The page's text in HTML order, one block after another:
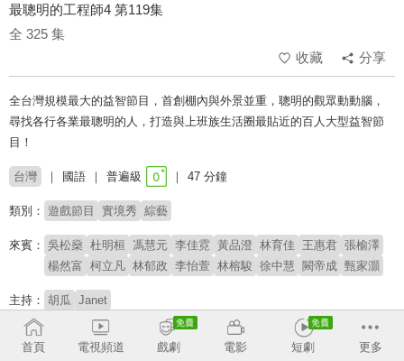
最聰明的工程師4 第119集
全 325 集
收藏
分享
全台灣規模最大的益智節目，首創棚內與外景並重，聰明的觀眾動動腦，
尋找各行各業最聰明的人，打造與上班族生活圈最貼近的百人大型益智節
目！
台灣 國語 普遍級 47 分鐘
類別： 遊戲節目 實境秀 綜藝
來賓： 吳松燊 杜明桓 馮慧元 李佳霓 黃品澄 林育佳 王惠君 張榆澤
楊然富 柯立凡 林郁政 李怡萱 林榕駿 徐中慧 闕帝成 甄家灝
主持： 胡瓜 Janet
榮獲2013年 第48屆金鐘獎 綜藝節目獎。
首頁 電視頻道 戲劇 電影 短劇 更多